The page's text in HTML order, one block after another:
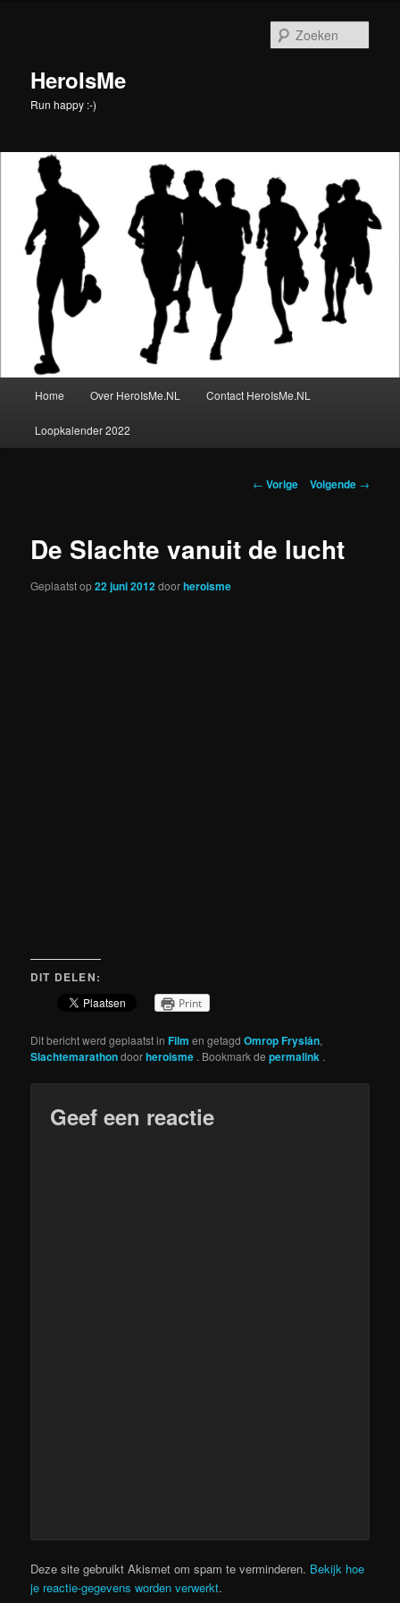
inhoudHeroIsMe
Run happy :-)
Home Over HeroIsMe.NL Contact HeroIsMe.NL
Loopkalender 2022
Berichtnavigatie
← Vorige Volgende →
De Slachte vanuit de lucht
Geplaatst op22 juni 2012doorheroisme
DIT DELEN:
Print
Dit bericht werd geplaatst inFilm en getagdOmrop Fryslân,
Slachtemarathondoorheroisme . Bookmark depermalink .
Geef een reactie
Deze site gebruikt Akismet om spam te verminderen. Bekijk hoe
je reactie-gegevens worden verwerkt.